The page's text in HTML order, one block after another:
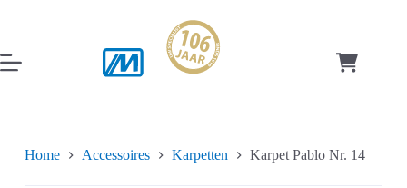
inhoud
Home Accessoires Karpetten Karpet Pablo Nr. 14